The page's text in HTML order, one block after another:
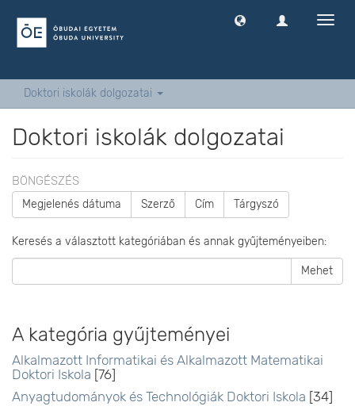
Doktori iskolák dolgozatai
Doktori iskolák dolgozatai
BÖNGÉSZÉS
Megjelenés dátuma Szerző Cím Tárgyszó
Keresés a választott kategóriában és annak gyűjteményeiben:
Mehet
A kategória gyűjteményei
Alkalmazott Informatikai és Alkalmazott Matematikai
Doktori Iskola [76]
Anyagtudományok és Technológiák Doktori Iskola [34]